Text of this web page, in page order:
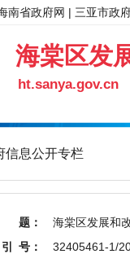
南省政府网 | 三亚市政
海棠区发
ht.sanya.gov.cn
信息公开专栏
题：
海棠区发展和
号：
32405461-1/